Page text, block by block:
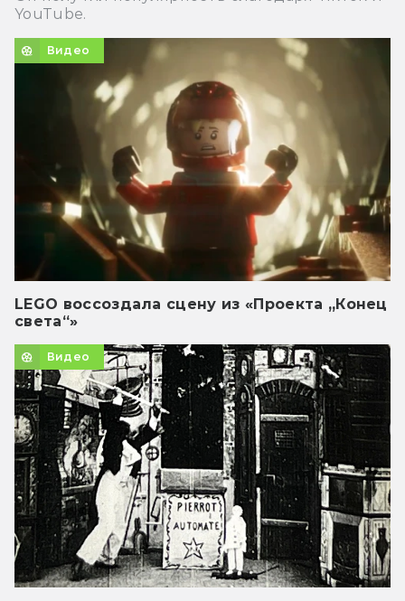
YouTube.
Видео
LEGO воссоздала сцену из «Проекта „Конец
света“»
Видео